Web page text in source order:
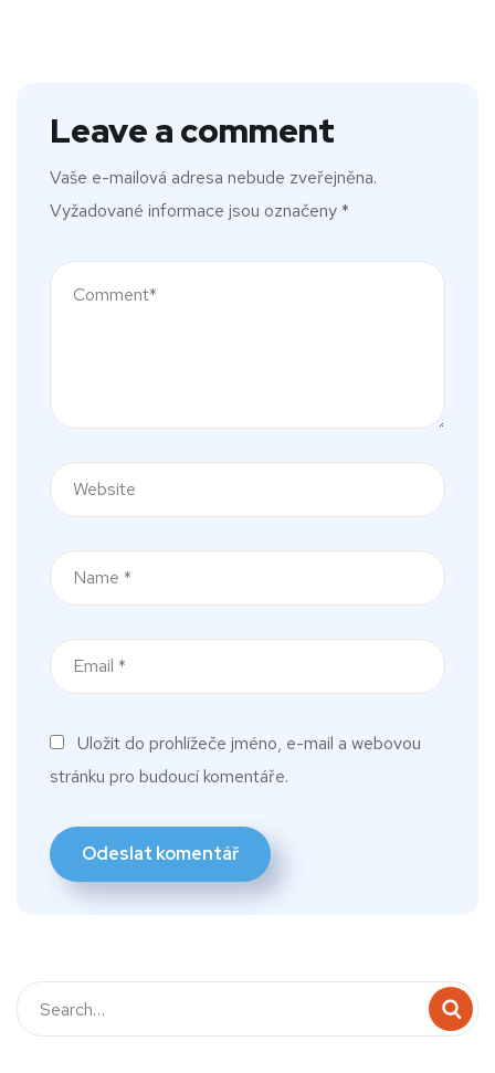
Leave a comment
Vaše e-mailová adresa nebude zveřejněna.
Vyžadované informace jsou označeny*
Uložit do prohlížeče jméno, e-mail a webovou
stránku pro budoucí komentáře.